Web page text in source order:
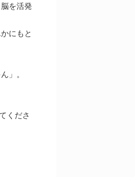
を活発
にもと
」。
くださ